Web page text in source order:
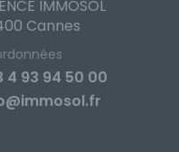
IMMOSOL
Cannes
4 93 94 50 00